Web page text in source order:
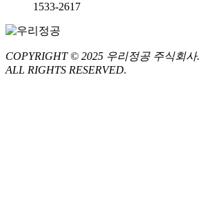
1533-2617
COPYRIGHT © 2025 우리정공 주식회사.
ALL RIGHTS RESERVED.